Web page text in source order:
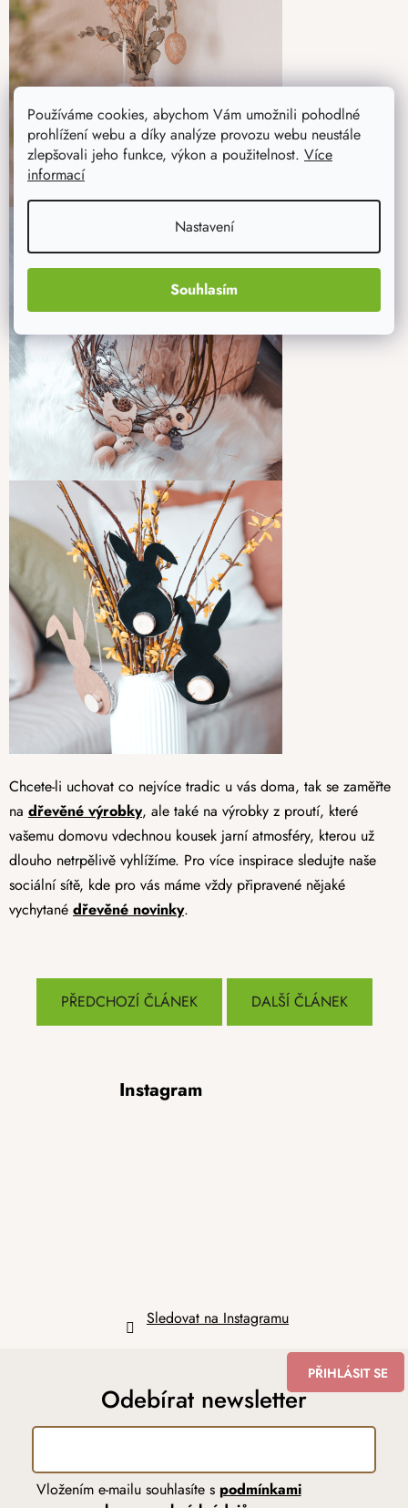
Používáme cookies, abychom Vám umožnili pohodlné
prohlížení webu a díky analýze provozu webu neustále
zlepšovali jeho funkce, výkon a použitelnost. Více
informací
Nastavení
Souhlasím
Chcete-li uchovat co nejvíce tradic u vás doma, tak se zaměřte
na dřevěné výrobky, ale také na výrobky z proutí, které
vašemu domovu vdechnou kousek jarní atmosféry, kterou už
dlouho netrpělivě vyhlížíme. Pro více inspirace sledujte naše
sociální sítě, kde pro vás máme vždy připravené nějaké
vychytané dřevěné novinky.
PŘEDCHOZÍ ČLÁNEK DALŠÍ ČLÁNEK
Instagram
Sledovat na Instagramu
Odebírat newsletter
Vložením e-mailu souhlasíte s podmínkami
PŘIHLÁSIT SE